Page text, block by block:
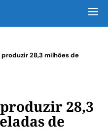
28,3 milhões de
28,3
de